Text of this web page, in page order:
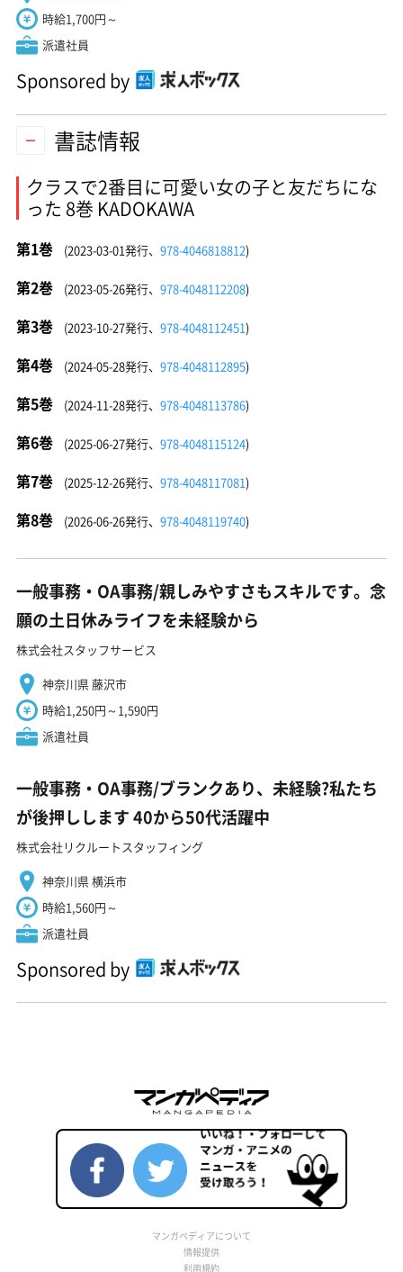
時給1,700円～
派遣社員
Sponsored by
書誌情報
クラスで2番目に可愛い女の子と友だちにな
った 8巻 KADOKAWA
第1巻 (2023-03-01発行、 978-4046818812)
第2巻 (2023-05-26発行、 978-4048112208)
第3巻 (2023-10-27発行、 978-4048112451)
第4巻 (2024-05-28発行、 978-4048112895)
第5巻 (2024-11-28発行、 978-4048113786)
第6巻 (2025-06-27発行、 978-4048115124)
第7巻 (2025-12-26発行、 978-4048117081)
第8巻 (2026-06-26発行、 978-4048119740)
一般事務・OA事務/親しみやすさもスキルです。念
願の土日休みライフを未経験から
株式会社スタッフサービス
神奈川県 藤沢市
時給1,250円～1,590円
派遣社員
一般事務・OA事務/ブランクあり、未経験?私たち
が後押しします 40から50代活躍中
株式会社リクルートスタッフィング
神奈川県 横浜市
時給1,560円～
派遣社員
Sponsored by
マンガペディアについて
情報提供
利用規約